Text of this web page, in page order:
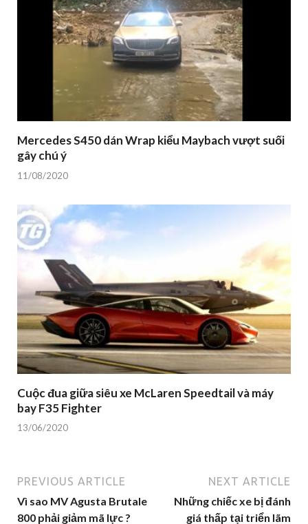
Mercedes S450 dán Wrap kiểu Maybach vượt suối
gây chú ý
11/08/2020
Cuộc đua giữa siêu xe McLaren Speedtail và máy
bay F35 Fighter
13/06/2020
PREVIOUS ARTICLE
Vì sao MV Agusta Brutale
800 phải giảm mã lực ?
NEXT ARTICLE
Những chiếc xe bị đánh
giá thấp tại triển lãm